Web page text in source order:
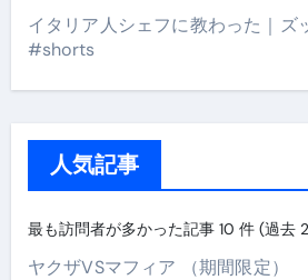
イタリア人シェフに教わった｜ズ
#shorts
人気記事
最も訪問者が多かった記事 10 件 (過去
ヤクザVSマフィア （期間限定）